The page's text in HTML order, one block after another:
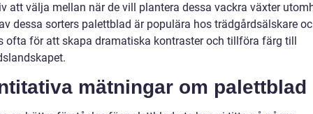
att välja mellan när de vill plantera dessa vackra växter
dessa sorters palettblad är populära hos trädgårdsälskare
ofta för att skapa dramatiska kontraster och tillföra färg till
mätningar om palettblad